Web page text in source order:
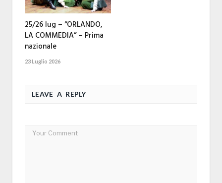
25/26 lug – “ORLANDO,
LA COMMEDIA” – Prima
nazionale
23 Luglio 2026
LEAVE A REPLY